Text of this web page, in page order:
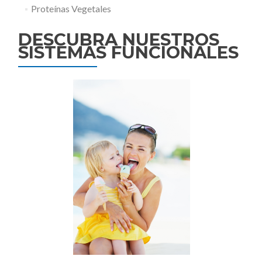
Proteínas Vegetales
DESCUBRA NUESTROS
SISTEMAS FUNCIONALES